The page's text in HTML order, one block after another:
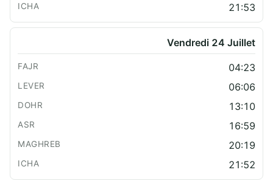
21:53
Vendredi 24 Juillet
04:23
06:06
13:10
16:59
20:19
21:52